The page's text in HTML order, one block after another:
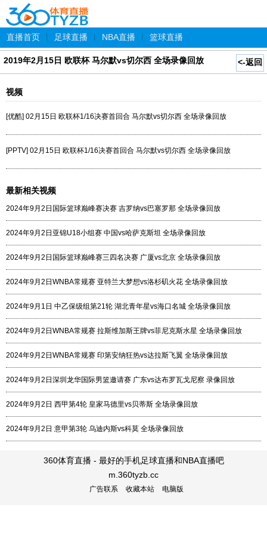
直播首页 足球直播 NBA直播 篮球直播
<-返回
2019年2月15日 欧联杯 马尔默vs切尔西 全场录像回放
视频
[优酷] 02月15日 欧联杯1/16决赛首回合 马尔默vs切尔西 全场录像回放
[PPTV] 02月15日 欧联杯1/16决赛首回合 马尔默vs切尔西 全场录像回放
最新相关视频
2024年9月2日国际篮球巅峰赛决赛 吉罗纳vs巴塞罗那 全场录像回放
2024年9月2日亚锦U18小组赛 中国vs哈萨克斯坦 全场录像回放
2024年9月2日国际篮球巅峰赛三四名决赛 广厦vs北京 全场录像回放
2024年9月2日WNBA常规赛 亚特兰大梦想vs洛杉矶火花 全场录像回放
2024年9月1日 中乙保级组第21轮 湖北青年星vs海口名城 全场录像回放
2024年9月2日WNBA常规赛 拉斯维加斯王牌vs菲尼克斯水星 全场录像回放
2024年9月2日WNBA常规赛 印第安纳狂热vs达拉斯飞翼 全场录像回放
2024年9月2日深圳龙华国际男篮邀请赛 广东vs达布罗瓦戈尼察 录像回放
2024年9月2日 西甲第4轮 皇家马德里vs贝蒂斯 全场录像回放
2024年9月2日 意甲第3轮 乌迪内斯vs科莫 全场录像回放
360体育直播 - 最好的手机足球直播和NBA直播吧
m.360tyzb.cc
广告联系 收藏本站 电脑版